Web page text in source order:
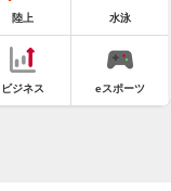
陸上 水泳
ビジネス eスポーツ